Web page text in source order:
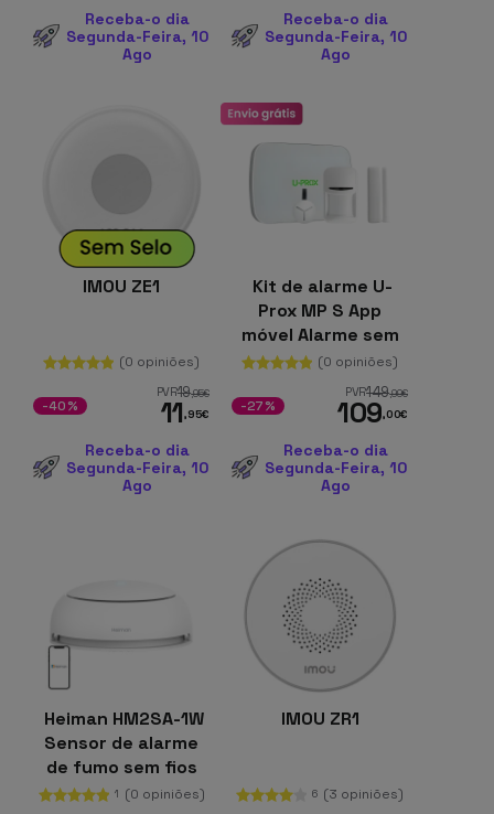
Receba-o dia
Segunda-Feira, 10
Ago
Receba-o dia
Segunda-Feira, 10
Ago
IMOU ZE1
(0 opiniões)
PVR19,95€
11,95€
-40%
Receba-o dia
Segunda-Feira, 10
Ago
Kit de alarme U-
Prox MP S App
móvel Alarme sem
fios Ethernet +
(0 opiniões)
PVR149,99€
109,00€
-27%
Receba-o dia
Segunda-Feira, 10
Ago
Heiman HM2SA-1W
Sensor de alarme
de fumo sem fios
interligado
1 (0 opiniões)
IMOU ZR1
6 (3 opiniões)